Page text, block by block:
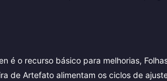
é o recurso básico para melhorias,
de Artefato alimentam os ciclos de